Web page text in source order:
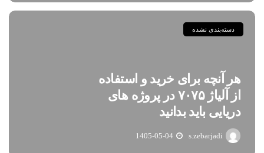
دسته‌بندی نشده
هر آنچه برای خرید و استفاده
از آلیاژ ۷۰۷۵ در پروژه های
دریایی باید بدانید
s.zebarjadi
1405-05-04